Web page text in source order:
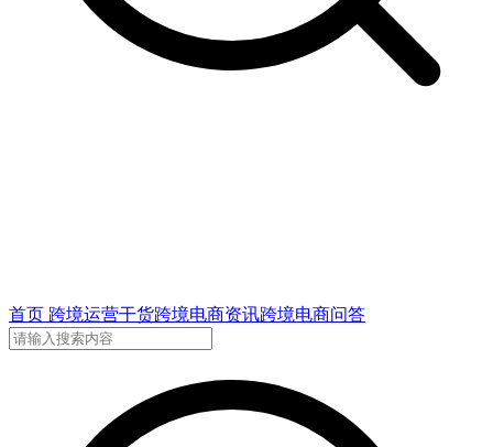
首页 跨境运营干货跨境电商资讯跨境电商问答